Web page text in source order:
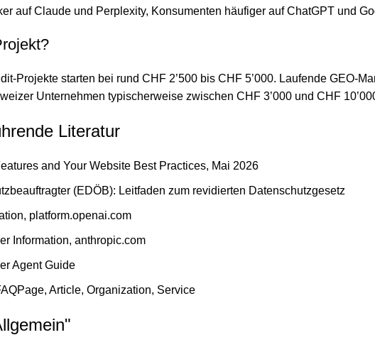
auf Claude und Perplexity, Konsumenten häufiger auf ChatGPT und
Projekte starten bei rund CHF 2’500 bis CHF 5’000. Laufende GEO-
Unternehmen typischerweise zwischen CHF 3’000 und CHF
Literatur
and Your Website Best Practices, Mai 2026
(EDÖB): Leitfaden zum revidierten Datenschutzgesetz
platform.openai.com
Information, anthropic.com
Agent Guide
Article, Organization, Service
"